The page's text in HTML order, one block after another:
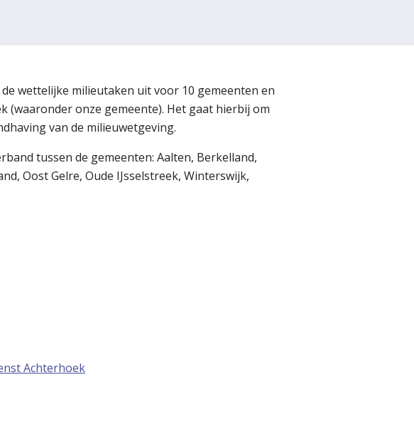
de wettelijke milieutaken uit voor 10 gemeenten en
(waaronder onze gemeente). Het gaat hierbij om
van de milieuwetgeving.
tussen de gemeenten: Aalten, Berkelland,
Oost Gelre, Oude IJsselstreek, Winterswijk,
Achterhoek